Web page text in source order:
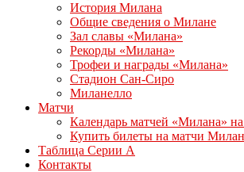
История Милана
Общие сведения о Милане
Зал славы «Милана»
Рекорды «Милана»
Трофеи и награды «Милана»
Стадион Сан-Сиро
Миланелло
Матчи
Календарь матчей «Милана»
Купить билеты на матчи
Таблица Серии А
Контакты